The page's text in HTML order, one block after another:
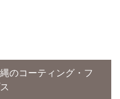
のコーティング・フ